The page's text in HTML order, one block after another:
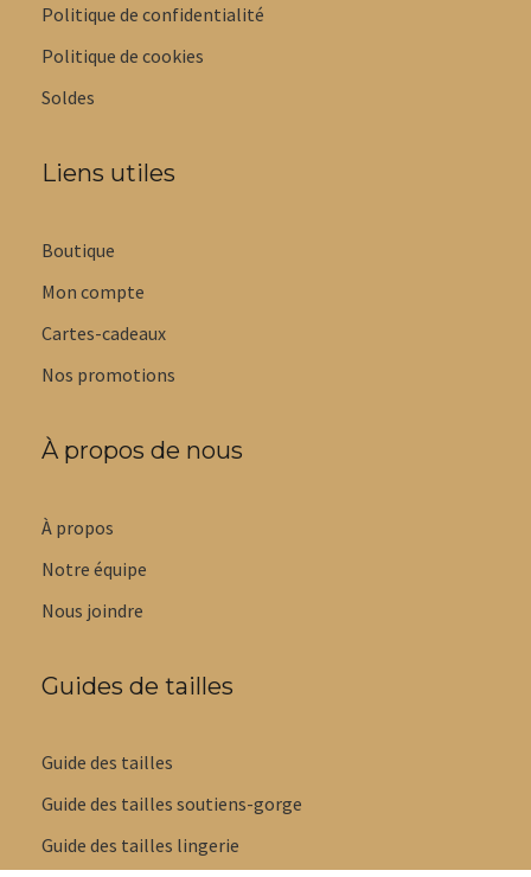
Politique de confidentialité
Politique de cookies
Soldes
Liens utiles
Boutique
Mon compte
Cartes-cadeaux
Nos promotions
À propos de nous
À propos
Notre équipe
Nous joindre
Guides de tailles
Guide des tailles
Guide des tailles soutiens-gorge
Guide des tailles lingerie